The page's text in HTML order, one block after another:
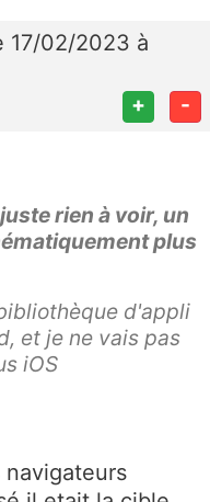
17/02/2023 à
+ -
rien à voir, un
plus
d'appli
et je ne vais pas
iOS